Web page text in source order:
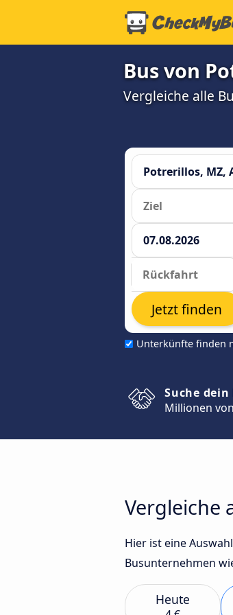
Bus von
Vergleiche alle
Unterkünfte finden
Jetzt finden
Suche dein
Millionen
Vergleiche
Hier ist eine
Busunternehmen
Heute